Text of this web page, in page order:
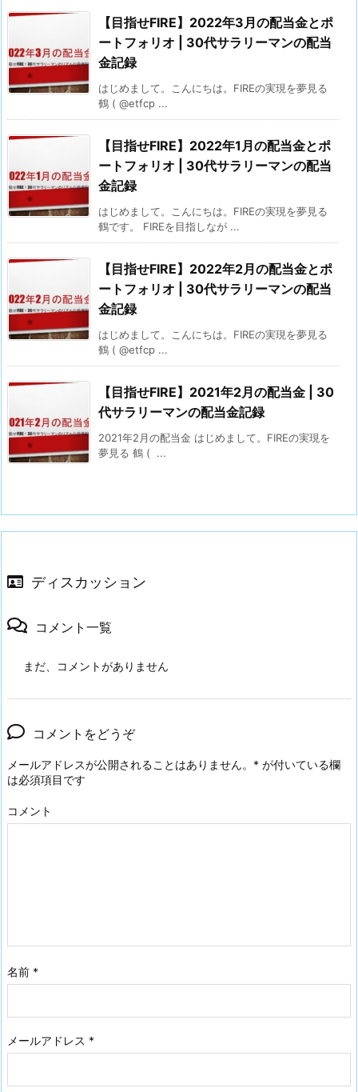
【目指せFIRE】2022年3月の配当金とポ
ートフォリオ | 30代サラリーマンの配当
金記録
はじめまして。こんにちは。FIREの実現を夢見る
鶴 ( @etfcp ...
【目指せFIRE】2022年1月の配当金とポ
ートフォリオ | 30代サラリーマンの配当
金記録
はじめまして。こんにちは。FIREの実現を夢見る
鶴です。 FIREを目指しなが ...
【目指せFIRE】2022年2月の配当金とポ
ートフォリオ | 30代サラリーマンの配当
金記録
はじめまして。こんにちは。FIREの実現を夢見る
鶴 ( @etfcp ...
【目指せFIRE】2021年2月の配当金 | 30
代サラリーマンの配当金記録
2021年2月の配当金 はじめまして。FIREの実現を
夢見る 鶴 ( ...
ディスカッション
コメント一覧
まだ、コメントがありません
コメントをどうぞ
メールアドレスが公開されることはありません。 * が付いている欄
は必須項目です
コメント
名前 *
メールアドレス *